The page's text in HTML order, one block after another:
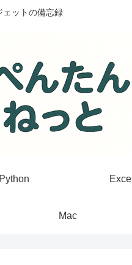
ェットの備忘録
Python Excel
Mac